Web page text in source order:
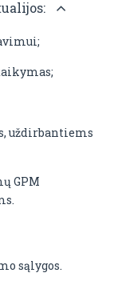
uždirbantiems
GPM
sąlygos.